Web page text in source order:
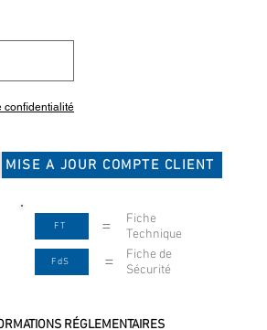
confidentialité
MISE A JOUR COMPTE CLIENT
FT =
Fiche
Technique
FdS =
Fiche de
Sécurité
RÉGLEMENTAIRES